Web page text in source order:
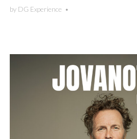
by DG Experience •